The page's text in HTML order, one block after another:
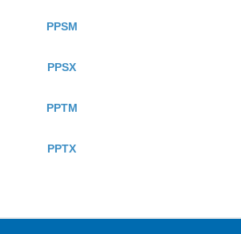
PPSM
PPSX
PPTM
PPTX